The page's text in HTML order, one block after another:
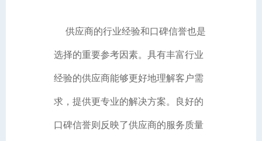
供应商的行业经验和口碑信誉也是
选择的重要参考因素。具有丰富行业
经验的供应商能够更好地理解客户需
求，提供更专业的解决方案。良好的
口碑信誉则反映了供应商的服务质量